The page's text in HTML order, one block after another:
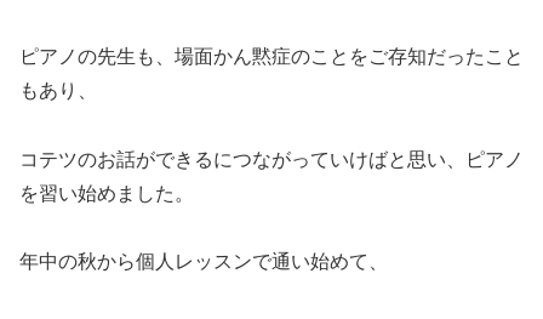
ピアノの先生も、場面かん黙症のことをご存知だったこと
もあり、
コテツのお話ができるにつながっていけばと思い、ピアノ
を習い始めました。
年中の秋から個人レッスンで通い始めて、